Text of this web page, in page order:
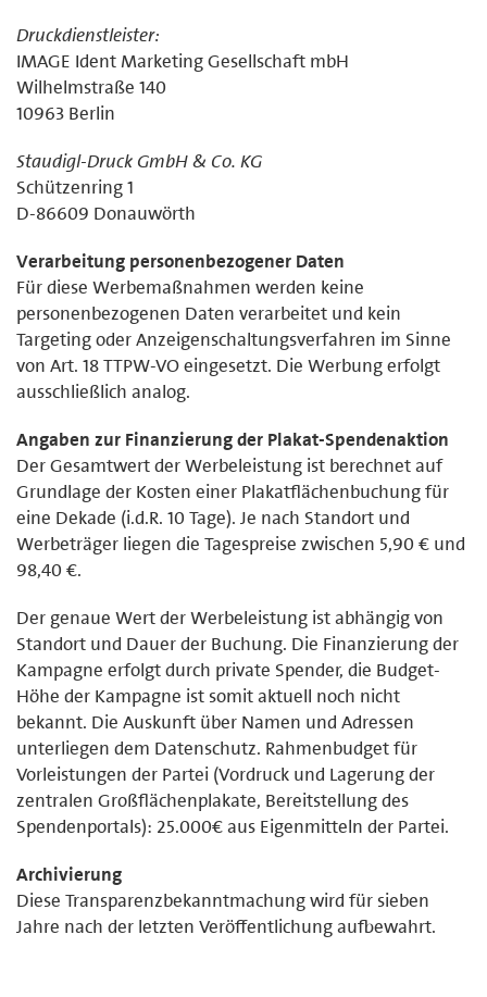
Druckdienstleister:
IMAGE Ident Marketing Gesellschaft mbH
Wilhelmstraße 140
10963 Berlin
Staudigl-Druck GmbH & Co. KG
Schützenring 1
D-86609 Donauwörth
Verarbeitung personenbezogener Daten
Für diese Werbemaßnahmen werden keine
personenbezogenen Daten verarbeitet und kein
Targeting oder Anzeigenschaltungsverfahren im Sinne
von Art. 18 TTPW-VO eingesetzt. Die Werbung erfolgt
ausschließlich analog.
Angaben zur Finanzierung der Plakat-Spendenaktion
Der Gesamtwert der Werbeleistung ist berechnet auf
Grundlage der Kosten einer Plakatflächenbuchung für
eine Dekade (i.d.R. 10 Tage). Je nach Standort und
Werbeträger liegen die Tagespreise zwischen 5,90 € und
98,40 €.
Der genaue Wert der Werbeleistung ist abhängig von
Standort und Dauer der Buchung. Die Finanzierung der
Kampagne erfolgt durch private Spender, die Budget-
Höhe der Kampagne ist somit aktuell noch nicht
bekannt. Die Auskunft über Namen und Adressen
unterliegen dem Datenschutz. Rahmenbudget für
Vorleistungen der Partei (Vordruck und Lagerung der
zentralen Großflächenplakate, Bereitstellung des
Spendenportals): 25.000€ aus Eigenmitteln der Partei.
Archivierung
Diese Transparenzbekanntmachung wird für sieben
Jahre nach der letzten Veröffentlichung aufbewahrt.